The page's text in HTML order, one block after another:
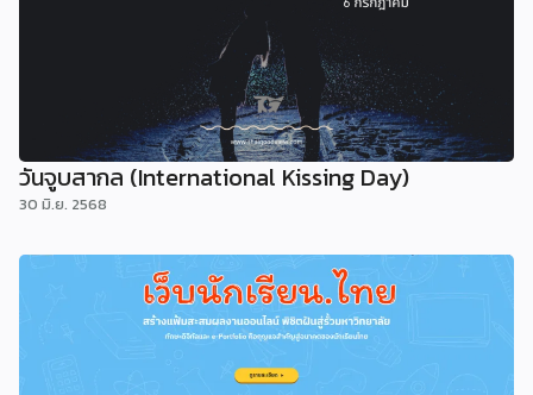
วันจูบสากล (International Kissing Day)
30 มิ.ย. 2568